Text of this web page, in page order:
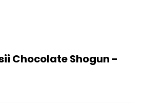
Chocolate Shogun -